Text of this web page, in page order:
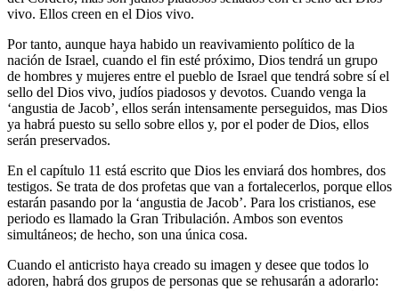
vivo. Ellos creen en el Dios vivo.
Por tanto, aunque haya habido un reavivamiento político de la
nación de Israel, cuando el fin esté próximo, Dios tendrá un grupo
de hombres y mujeres entre el pueblo de Israel que tendrá sobre sí el
sello del Dios vivo, judíos piadosos y devotos. Cuando venga la
‘angustia de Jacob’, ellos serán intensamente perseguidos, mas Dios
ya habrá puesto su sello sobre ellos y, por el poder de Dios, ellos
serán preservados.
En el capítulo 11 está escrito que Dios les enviará dos hombres, dos
testigos. Se trata de dos profetas que van a fortalecerlos, porque ellos
estarán pasando por la ‘angustia de Jacob’. Para los cristianos, ese
periodo es llamado la Gran Tribulación. Ambos son eventos
simultáneos; de hecho, son una única cosa.
Cuando el anticristo haya creado su imagen y desee que todos lo
adoren, habrá dos grupos de personas que se rehusarán a adorarlo: